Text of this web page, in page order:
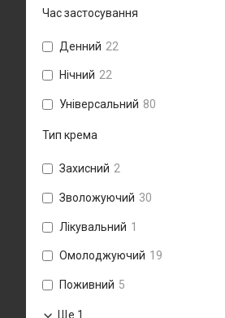
Час застосування
Денний 22
Нічний 22
Універсальний 80
Тип крема
Захисний 2
Зволожуючий 30
Лікувальний 1
Омолоджуючий 19
Поживний 5
Ще 1